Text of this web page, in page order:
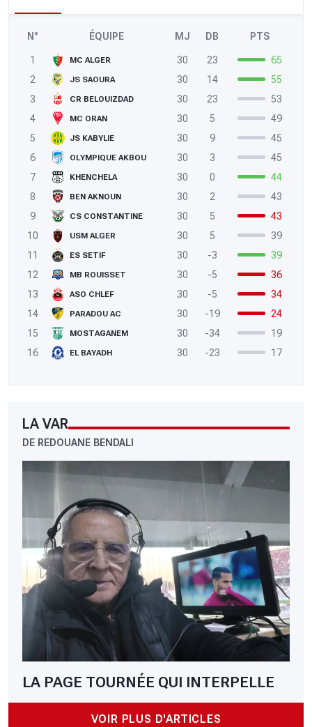
N° ÉQUIPE MJ DB PTS
1 MC ALGER 30 23
65
2
JS SAOURA 30 14
55
3
CR BELOUIZDAD 30 23
53
4
MC ORAN 30 5
49
5
JS KABYLIE 30 9
45
6
OLYMPIQUE AKBOU 30 3
45
7
KHENCHELA 30 0
44
8
BEN AKNOUN 30 2
43
9
CS CONSTANTINE 30 5
43
10
USM ALGER 30 5
39
11
ES SETIF 30 -3
39
12
MB ROUISSET 30 -5
36
13
ASO CHLEF 30 -5
34
14
PARADOU AC 30 -19
24
15
MOSTAGANEM 30 -34
19
16
EL BAYADH 30 -23 17
LA VAR
DE REDOUANE BENDALI
LA PAGE TOURNÉE QUI INTERPELLE
VOIR PLUS D'ARTICLES